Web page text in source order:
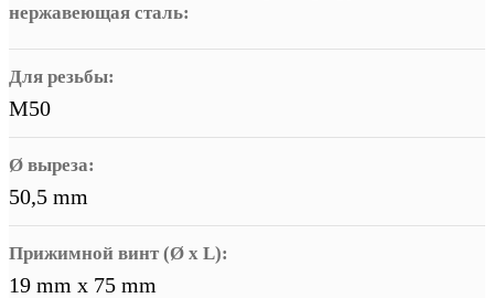
нержавеющая сталь:
Для резьбы:
M50
Ø выреза:
50,5 mm
Прижимной винт (Ø x L):
19 mm x 75 mm